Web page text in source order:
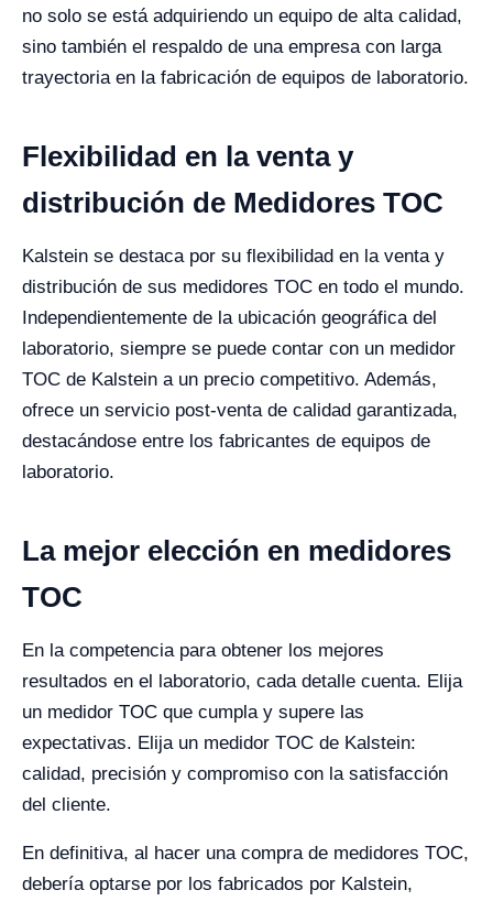
no solo se está adquiriendo un equipo de alta calidad,
sino también el respaldo de una empresa con larga
trayectoria en la fabricación de equipos de laboratorio.
Flexibilidad en la venta y
distribución de Medidores TOC
Kalstein se destaca por su flexibilidad en la venta y
distribución de sus medidores TOC en todo el mundo.
Independientemente de la ubicación geográfica del
laboratorio, siempre se puede contar con un medidor
TOC de Kalstein a un precio competitivo. Además,
ofrece un servicio post-venta de calidad garantizada,
destacándose entre los fabricantes de equipos de
laboratorio.
La mejor elección en medidores
TOC
En la competencia para obtener los mejores
resultados en el laboratorio, cada detalle cuenta. Elija
un medidor TOC que cumpla y supere las
expectativas. Elija un medidor TOC de Kalstein:
calidad, precisión y compromiso con la satisfacción
del cliente.
En definitiva, al hacer una compra de medidores TOC,
debería optarse por los fabricados por Kalstein,